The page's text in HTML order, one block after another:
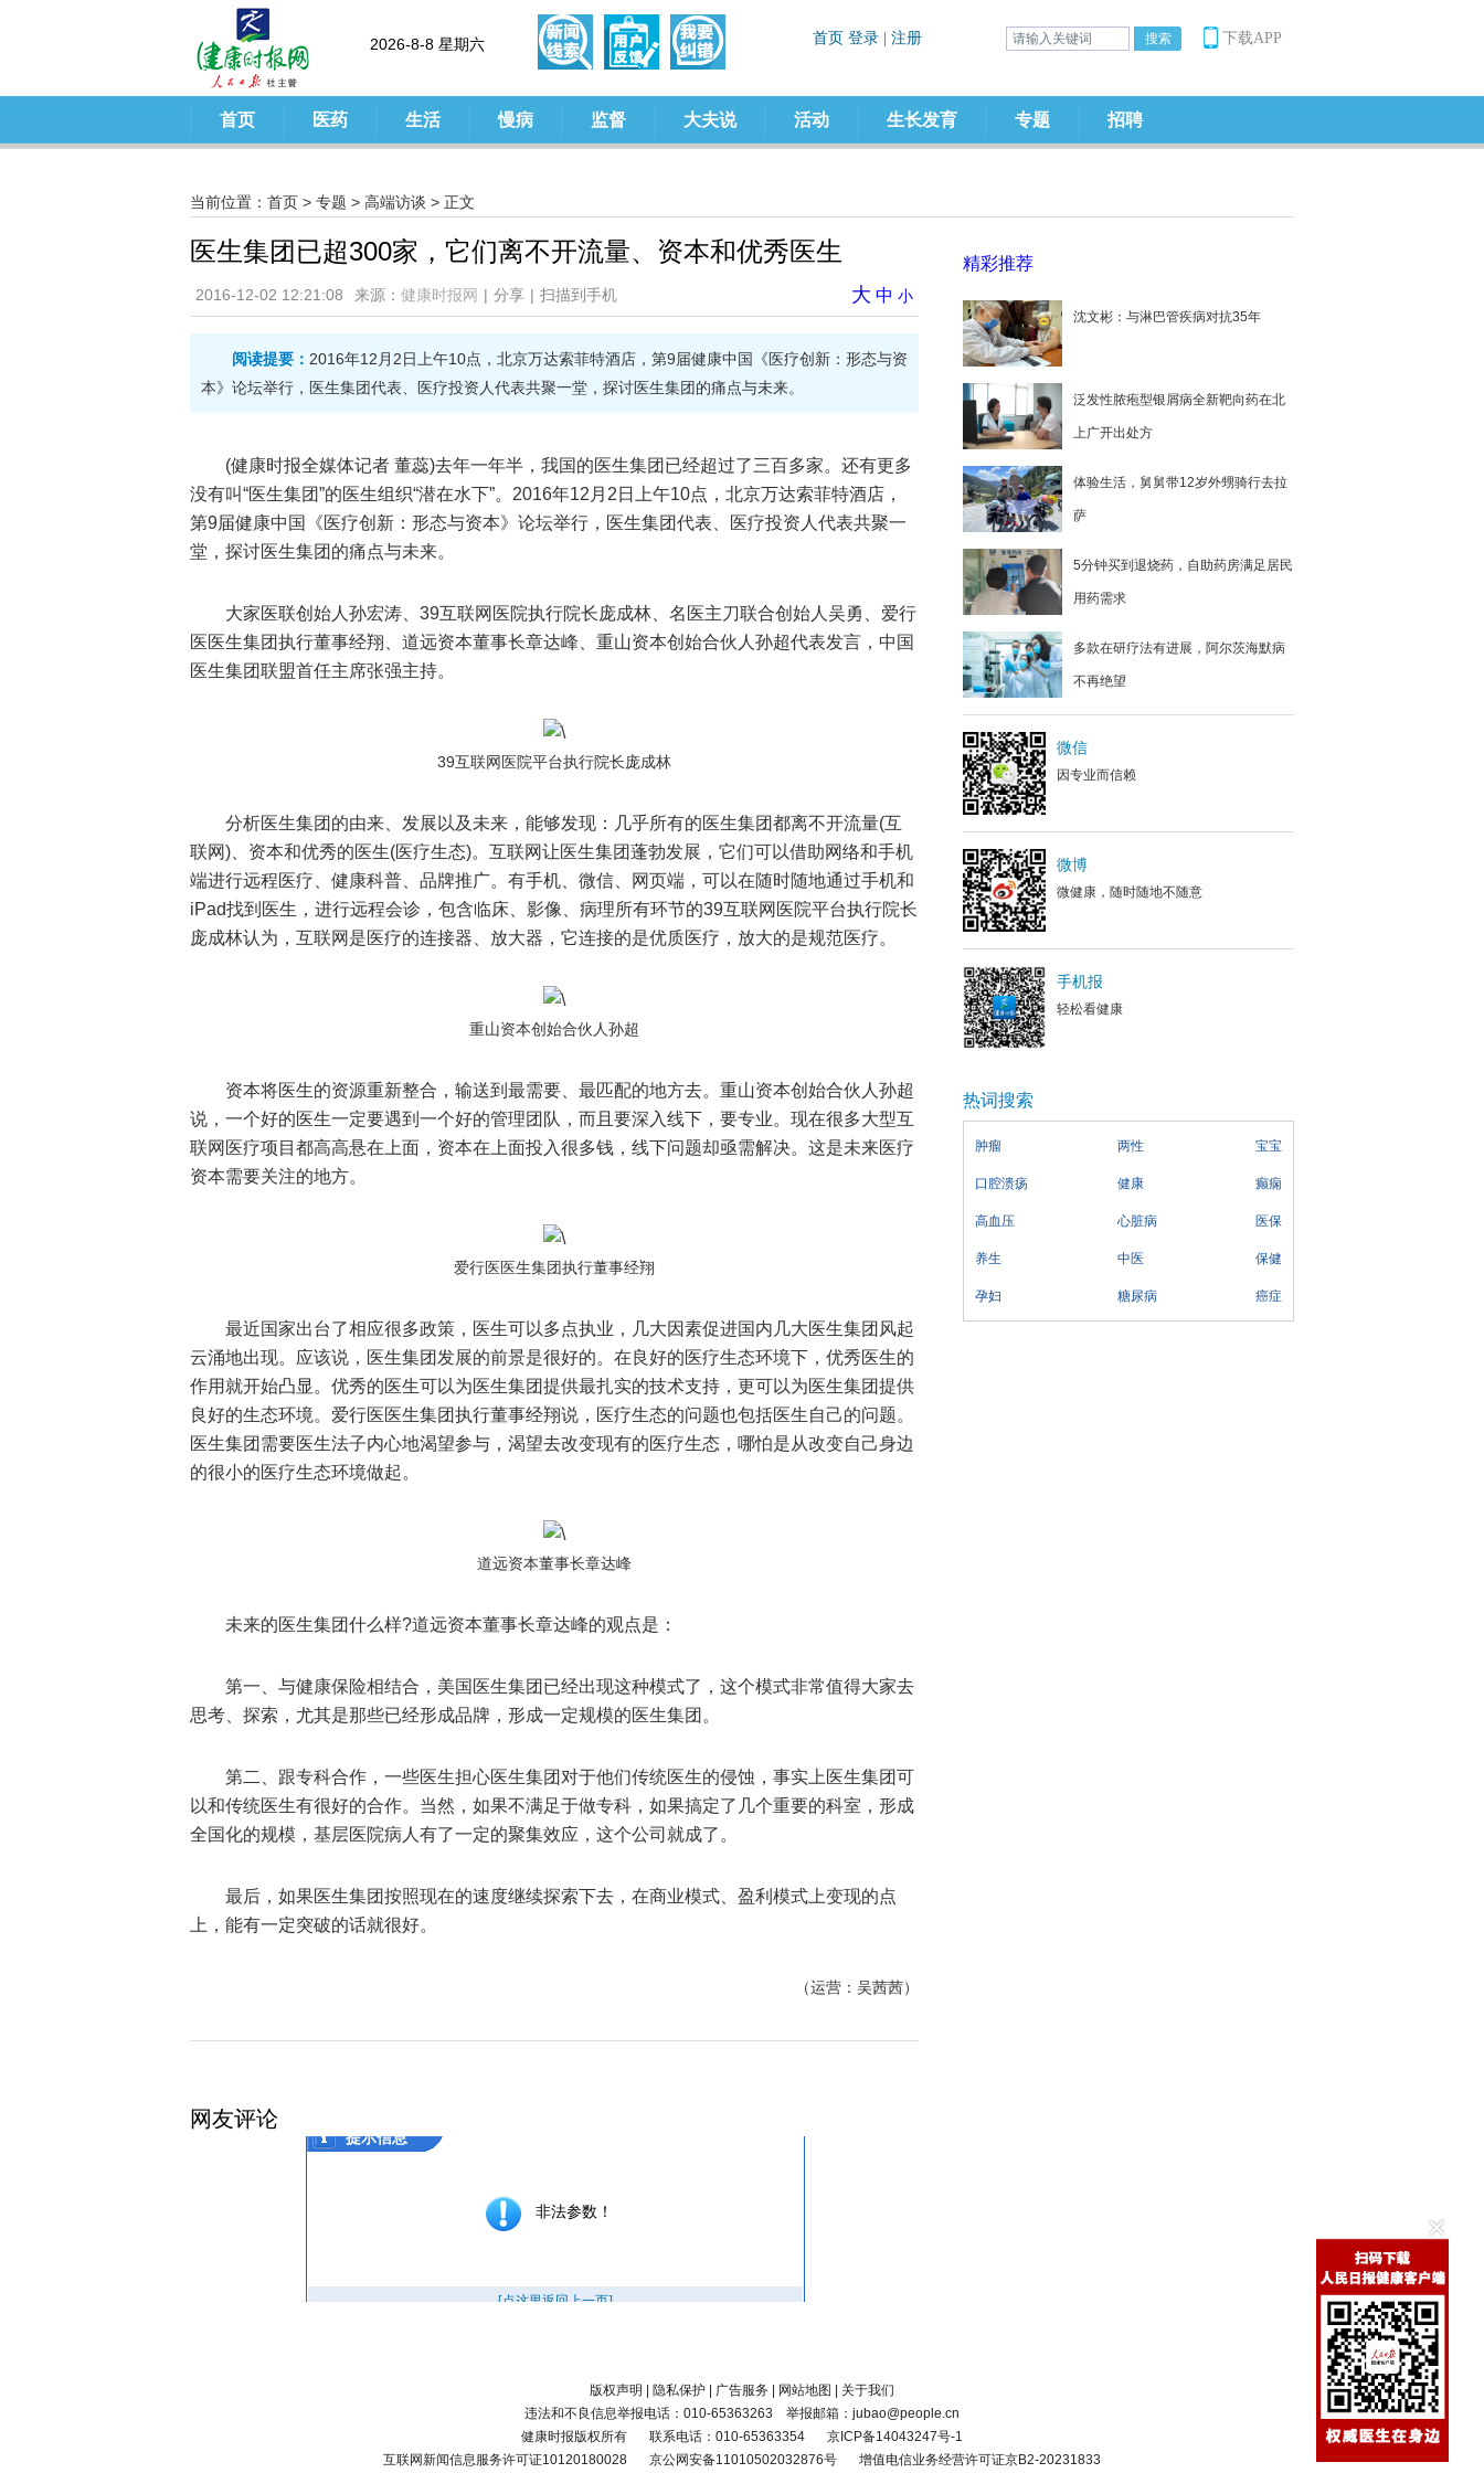
2026-8-8 星期六 下载APP
首页 医药 生活 慢病 监督 大夫说 活动 生长发育 专题 招聘
当前位置： 首页 > 专题 > 高端访谈 > 正文
医生集团已超300家，它们离不开流量、资本和优秀医生
2016-12-02 12:21:08 来源： 健康时报网 | 分享 | 扫描到手机 大 中 小
阅读提要： 2016年12月2日上午10点，北京万达索菲特酒店，第9届健康中国《医疗创新：形态与资
本》论坛举行，医生集团代表、医疗投资人代表共聚一堂，探讨医生集团的痛点与未来。
(健康时报全媒体记者 董蕊)去年一年半，我国的医生集团已经超过了三百多家。还有更多
没有叫“医生集团”的医生组织“潜在水下”。2016年12月2日上午10点，北京万达索菲特酒店，
第9届健康中国《医疗创新：形态与资本》论坛举行，医生集团代表、医疗投资人代表共聚一
堂，探讨医生集团的痛点与未来。
大家医联创始人孙宏涛、39互联网医院执行院长庞成林、名医主刀联合创始人吴勇、爱行
医医生集团执行董事经翔、道远资本董事长章达峰、重山资本创始合伙人孙超代表发言，中国
医生集团联盟首任主席张强主持。
39互联网医院平台执行院长庞成林
分析医生集团的由来、发展以及未来，能够发现：几乎所有的医生集团都离不开流量(互
联网)、资本和优秀的医生(医疗生态)。互联网让医生集团蓬勃发展，它们可以借助网络和手机
端进行远程医疗、健康科普、品牌推广。有手机、微信、网页端，可以在随时随地通过手机和
iPad找到医生，进行远程会诊，包含临床、影像、病理所有环节的39互联网医院平台执行院长
庞成林认为，互联网是医疗的连接器、放大器，它连接的是优质医疗，放大的是规范医疗。
重山资本创始合伙人孙超
资本将医生的资源重新整合，输送到最需要、最匹配的地方去。重山资本创始合伙人孙超
说，一个好的医生一定要遇到一个好的管理团队，而且要深入线下，要专业。现在很多大型互
联网医疗项目都高高悬在上面，资本在上面投入很多钱，线下问题却亟需解决。这是未来医疗
资本需要关注的地方。
爱行医医生集团执行董事经翔
最近国家出台了相应很多政策，医生可以多点执业，几大因素促进国内几大医生集团风起
云涌地出现。应该说，医生集团发展的前景是很好的。在良好的医疗生态环境下，优秀医生的
作用就开始凸显。优秀的医生可以为医生集团提供最扎实的技术支持，更可以为医生集团提供
良好的生态环境。爱行医医生集团执行董事经翔说，医疗生态的问题也包括医生自己的问题。
医生集团需要医生法子内心地渴望参与，渴望去改变现有的医疗生态，哪怕是从改变自己身边
的很小的医疗生态环境做起。
道远资本董事长章达峰
未来的医生集团什么样?道远资本董事长章达峰的观点是：
第一、与健康保险相结合，美国医生集团已经出现这种模式了，这个模式非常值得大家去
思考、探索，尤其是那些已经形成品牌，形成一定规模的医生集团。
第二、跟专科合作，一些医生担心医生集团对于他们传统医生的侵蚀，事实上医生集团可
以和传统医生有很好的合作。当然，如果不满足于做专科，如果搞定了几个重要的科室，形成
全国化的规模，基层医院病人有了一定的聚集效应，这个公司就成了。
最后，如果医生集团按照现在的速度继续探索下去，在商业模式、盈利模式上变现的点
上，能有一定突破的话就很好。
（运营：吴茜茜）
网友评论
精彩推荐
沈文彬：与淋巴管疾病对抗35年
泛发性脓疱型银屑病全新靶向药在北
上广开出处方
体验生活，舅舅带12岁外甥骑行去拉
萨
5分钟买到退烧药，自助药房满足居民
用药需求
多款在研疗法有进展，阿尔茨海默病
不再绝望
微信
因专业而信赖
微博
微健康，随时随地不随意
手机报
轻松看健康
热词搜索
肿瘤 两性 宝宝
口腔溃疡 健康 癫痫
高血压 心脏病 医保
养生 中医 保健
孕妇 糖尿病 癌症
版权声明 隐私保护 广告服务 网站地图
关于我们
违法和不良信息举报电话：010-65363263 举报邮箱：jubao@people.cn
健康时报版权所有
联系电话：010-65363354
京ICP备14043247号-1
互联网新闻信息服务许可证10120180028
京公网安备11010502032876号 增值电信业务经营许可证京B2-20231833